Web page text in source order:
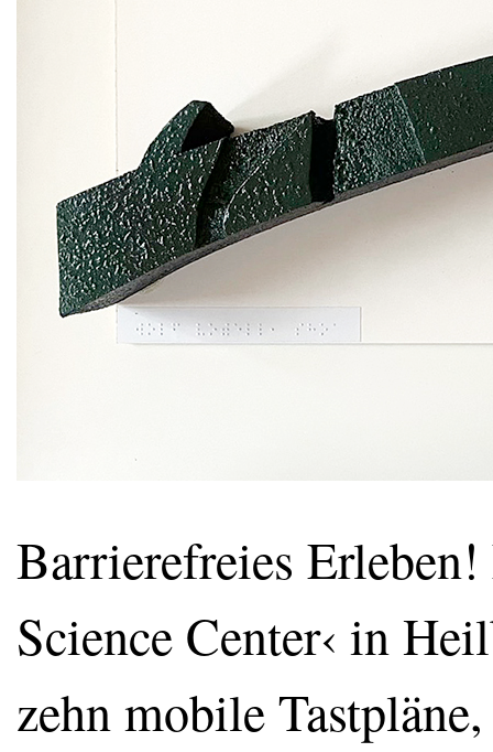
Barrierefreies
Science Center‹ in
zehn mobile